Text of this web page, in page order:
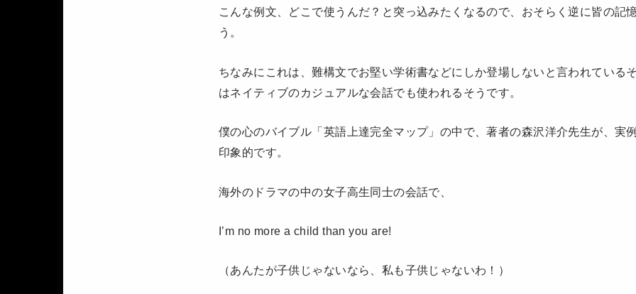
こんな例文、どこで使うんだ？と突っ込みたくなるので、おそらく逆に皆の記
う。
ちなみにこれは、難構文でお堅い学術書などにしか登場しないと言われている
はネイティブのカジュアルな会話でも使われるそうです。
僕の心のバイブル「英語上達完全マップ」の中で、著者の森沢洋介先生が、実
印象的です。
海外のドラマの中の女子高生同士の会話で、
I’m no more a child than you are!
（あんたが子供じゃないなら、私も子供じゃないわ！）